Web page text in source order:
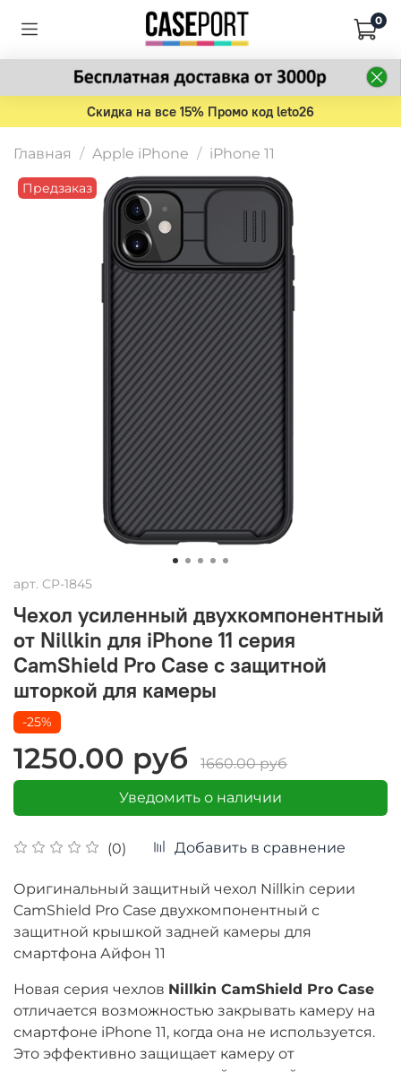
0
Скидка на все 15% Промо код leto26
Главная Apple iPhone iPhone 11
Предзаказ
арт. CP-1845
Чехол усиленный двухкомпонентный
от Nillkin для iPhone 11 серия
CamShield Pro Case с защитной
шторкой для камеры
(0) Добавить в сравнение
-25%
1250.00 руб
1660.00 руб
Уведомить о наличии
Оригинальный защитный чехол Nillkin серии
CamShield Pro Case двухкомпонентный с
защитной крышкой задней камеры для
смартфона Айфон 11
Новая серия чехлов Nillkin CamShield Pro Case
отличается возможностью закрывать камеру на
смартфоне iPhone 11, когда она не используется.
Это эффективно защищает камеру от